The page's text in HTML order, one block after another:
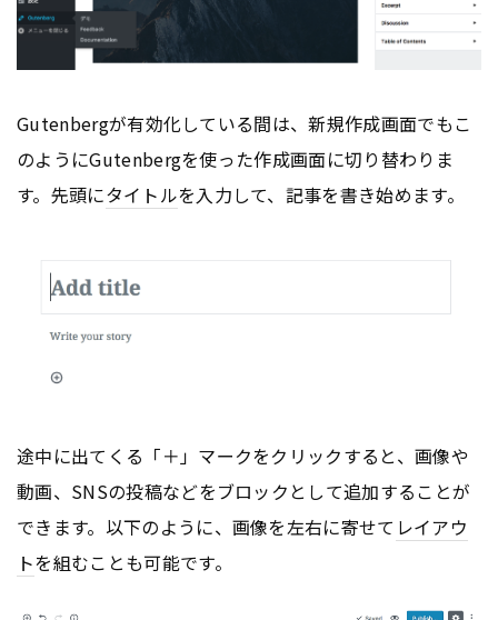
Gutenbergが有効化している間は、新規作成画面でもこ
のようにGutenbergを使った作成画面に切り替わりま
す。先頭にタイトルを入力して、記事を書き始めます。
途中に出てくる「＋」マークをクリックすると、画像や
動画、SNSの投稿などをブロックとして追加することが
できます。以下のように、画像を左右に寄せて レイアウ
トを組むことも可能です。